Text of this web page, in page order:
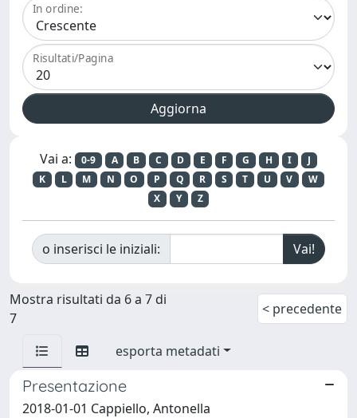
In ordine:
Risultati/Pagina
Vai a: 0-9 A B C D E F G H I
J
K
L M N O P Q R S T U V
W
X
Y Z
o inserisci le iniziali:
Mostra risultati da 6 a 7 di
7
< precedente
esporta metadati
Presentazione
2018-01-01 Cappiello, Antonella